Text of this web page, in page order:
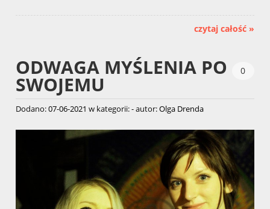
czytaj całość »
ODWAGA MYŚLENIA PO
SWOJEMU
0
Dodano:07-06-2021 w kategorii:-autor:Olga Drenda